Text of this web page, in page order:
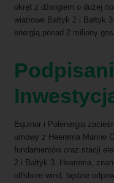
okręt z dźwigiem o dużej
wiatrowe Bałtyk 2 i Bałtyk
energią ponad 2 miliony
Equinor i Polenergia
umowy z Heerema Marine
fundamentów oraz stacji
2 i Bałtyk 3. Heerema,
offshore wind, będzie